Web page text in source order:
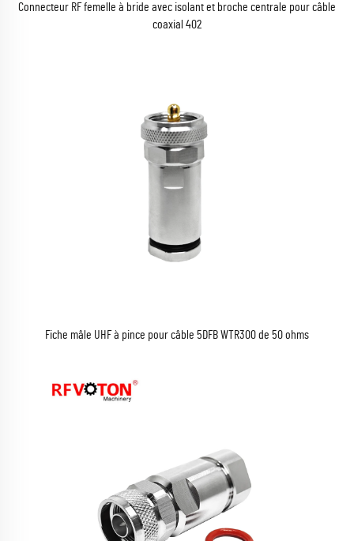
Connecteur RF femelle à bride avec isolant et broche centrale pour câble
coaxial 402
Fiche mâle UHF à pince pour câble 5DFB WTR300 de 50 ohms